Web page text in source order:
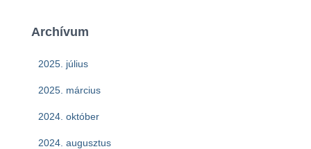
Archívum
2025. július
2025. március
2024. október
2024. augusztus